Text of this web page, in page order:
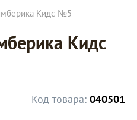
Кидс №5
Кидс
Код товара: 040501